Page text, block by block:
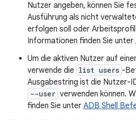
Nutzer angeben, können Sie
Ausführung als nicht
erfolgen soll oder
Informationen finden Sie unter
Um die aktiven Nutzer auf
verwende die list users -
Ausgabestring ist die Nutzer-
--user verwenden können.
finden Sie unter ADB Shell